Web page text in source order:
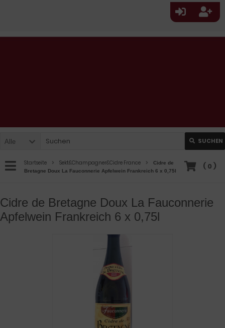
Alle SUCHEN
( 0 )
Startseite Sekt&Champagner&Cidre France
Cidre de
Bretagne Doux La Fauconnerie Apfelwein Frankreich 6 x 0,75l
Cidre de Bretagne Doux La Fauconnerie
Apfelwein Frankreich 6 x 0,75l